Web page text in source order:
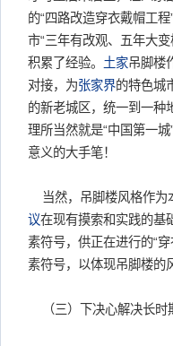
的“四路改造穿衣戴帽工
市“三年有改观、五年大
积累了经验。 土家吊脚楼
对接，为张家界的特色城
的新老城区，统一到一种
理所当然就是“中国第一城”
意义的大手笔！
当然，吊脚楼风格作为
议在现有摸索和实践的基
素符号，供正在进行的“
素符号，以体现吊脚楼的
（三）下决心解决长时